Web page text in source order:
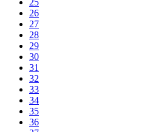
25
26
27
28
29
30
31
32
33
34
35
36